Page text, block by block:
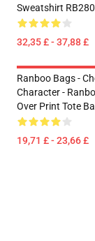
Sweatshirt
32,35 £ - 37,88 £
Ranboo Bags -
Character -
Over Print Tote
19,71 £ - 23,66 £